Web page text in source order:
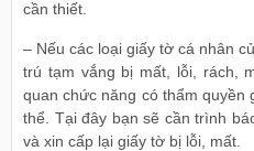
cần thiết.
– Nếu các loại giấy tờ cá nhân
trú tạm vắng bị mất, lỗi, rách,
quan chức năng có thẩm quyền
thể. Tại đây bạn sẽ cần trình
và xin cấp lại giấy tờ bị lỗi, mất.